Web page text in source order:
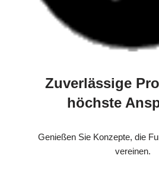
Zuverlässige
höchste
Genießen Sie Konzepte, die
vereinen.